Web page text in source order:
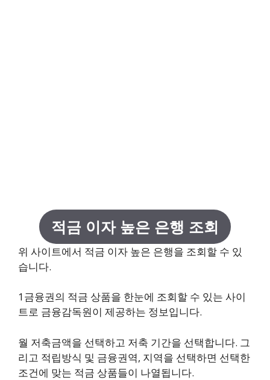
적금 이자 높은 은행 조회
위 사이트에서 적금 이자 높은 은행을 조회할 수 있
습니다.
1금융권의 적금 상품을 한눈에 조회할 수 있는 사이
트로 금융감독원이 제공하는 정보입니다.
월 저축금액을 선택하고 저축 기간을 선택합니다. 그
리고 적립방식 및 금융권역, 지역을 선택하면 선택한
조건에 맞는 적금 상품들이 나열됩니다.